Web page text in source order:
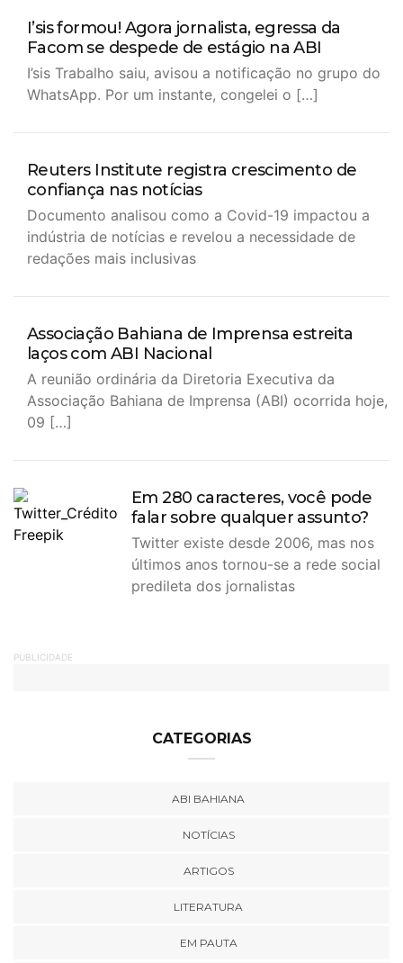
I’sis formou! Agora jornalista, egressa da
Facom se despede de estágio na ABI
I’sis Trabalho saiu, avisou a notificação no grupo do
WhatsApp. Por um instante, congelei o […]
Reuters Institute registra crescimento de
confiança nas notícias
Documento analisou como a Covid-19 impactou a
indústria de notícias e revelou a necessidade de
redações mais inclusivas
Associação Bahiana de Imprensa estreita
laços com ABI Nacional
A reunião ordinária da Diretoria Executiva da
Associação Bahiana de Imprensa (ABI) ocorrida hoje,
09 […]
Em 280 caracteres, você pode
falar sobre qualquer assunto?
Twitter existe desde 2006, mas nos
últimos anos tornou-se a rede social
predileta dos jornalistas
PUBLICIDADE
CATEGORIAS
ABI BAHIANA
NOTÍCIAS
ARTIGOS
LITERATURA
EM PAUTA